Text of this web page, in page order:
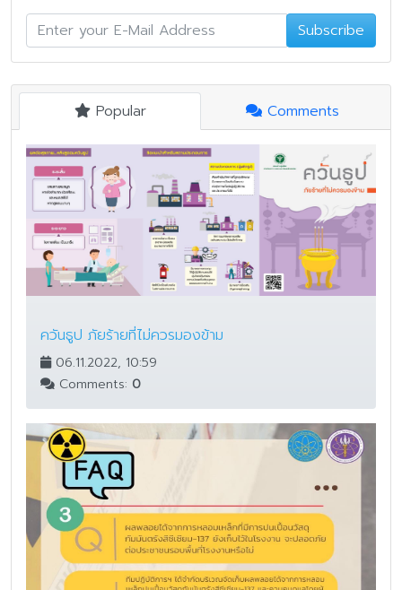
Subscribe
Popular Comments
ควันธูป ภัยร้ายที่ไม่ควรมองข้าม
06.11.2022, 10:59
Comments: 0